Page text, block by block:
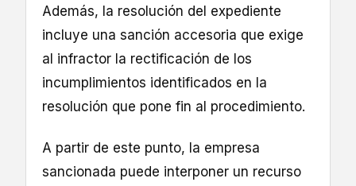
Además, la resolución del expediente
incluye una sanción accesoria que exige
al infractor la rectificación de los
incumplimientos identificados en la
resolución que pone fin al procedimiento.
A partir de este punto, la empresa
sancionada puede interponer un recurso